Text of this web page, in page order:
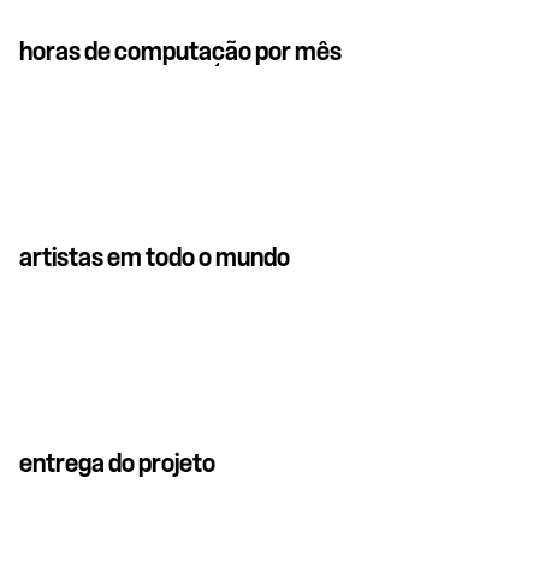
horas de computação por mês
artistas em todo o mundo
entrega do projeto